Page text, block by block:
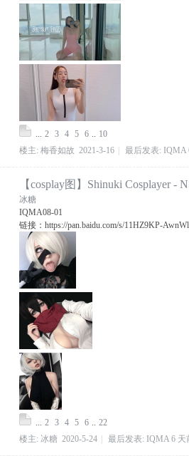
... 2 3 4 5 6 .. 10
楼主: 梅香如故 2021-3-16 最后发表: IQMA
【cosplay图】Shinuki Cosplayer -
冰糖
IQMA08-01
链接：https://pan.baidu.com/s/11HZ9KP-
... 2 3 4 5 6 .. 22
楼主: 冰糖 2020-5-24 最后发表: IQMA 6 天